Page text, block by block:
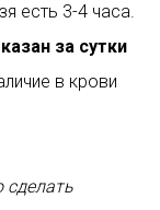
есть 3-4 часа.
за сутки
в крови
сделать